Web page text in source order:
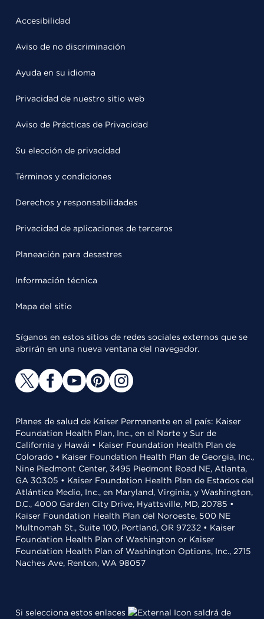
Accesibilidad
Aviso de no discriminación
Ayuda en su idioma
Privacidad de nuestro sitio web
Aviso de Prácticas de Privacidad
Su elección de privacidad
Términos y condiciones
Derechos y responsabilidades
Privacidad de aplicaciones de terceros
Planeación para desastres
Información técnica
Mapa del sitio
Síganos en estos sitios de redes sociales externos que se
abrirán en una nueva ventana del navegador.
Planes de salud de Kaiser Permanente en el país: Kaiser
Foundation Health Plan, Inc., en el Norte y Sur de
California y Hawái • Kaiser Foundation Health Plan de
Colorado • Kaiser Foundation Health Plan de Georgia, Inc.,
Nine Piedmont Center, 3495 Piedmont Road NE, Atlanta,
GA 30305 • Kaiser Foundation Health Plan de Estados del
Atlántico Medio, Inc., en Maryland, Virginia, y Washington,
D.C., 4000 Garden City Drive, Hyattsville, MD, 20785 •
Kaiser Foundation Health Plan del Noroeste, 500 NE
Multnomah St., Suite 100, Portland, OR 97232 • Kaiser
Foundation Health Plan of Washington or Kaiser
Foundation Health Plan of Washington Options, Inc., 2715
Naches Ave, Renton, WA 98057
Si selecciona estos enlaces saldrá de